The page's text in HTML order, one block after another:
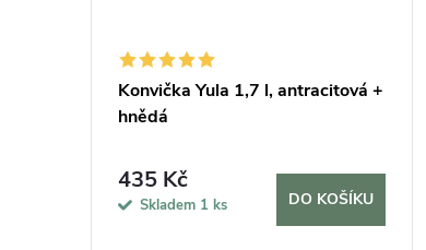
Konvička Yula 1,7 l, antracitová +
hnědá
435 Kč
Skladem 1 ks DO KOŠÍKU